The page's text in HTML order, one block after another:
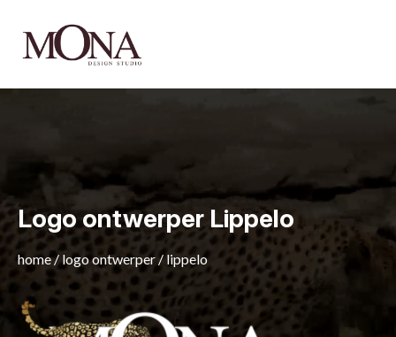
Logo ontwerper Lippelo
home/ logo ontwerper /lippelo